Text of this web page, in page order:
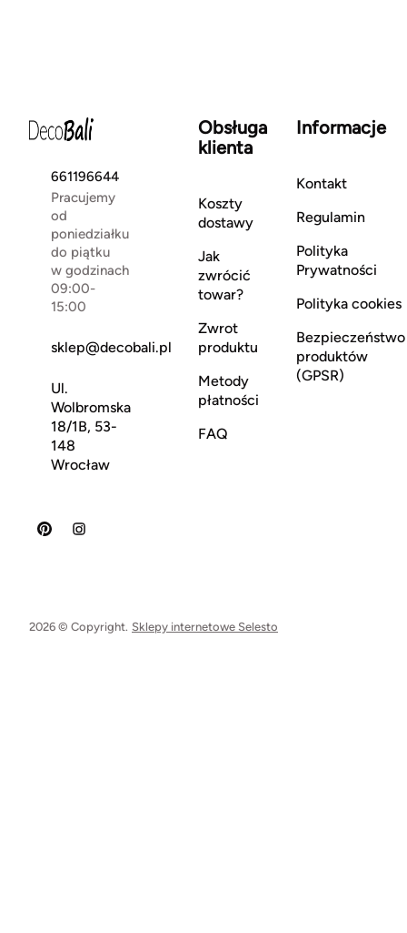
661196644
Pracujemy
od
poniedziałku
do piątku
w godzinach
09:00-
15:00
sklep@decobali.pl
Ul.
Wolbromska
18/1B, 53-
148
Wrocław
Obsługa
klienta
Koszty
dostawy
Jak
zwrócić
towar?
Zwrot
produktu
Metody
płatności
FAQ
Informacje
Kontakt
Regulamin
Polityka
Prywatności
Polityka cookies
Bezpieczeństwo
produktów
(GPSR)
2026 © Copyright. Sklepy internetowe Selesto